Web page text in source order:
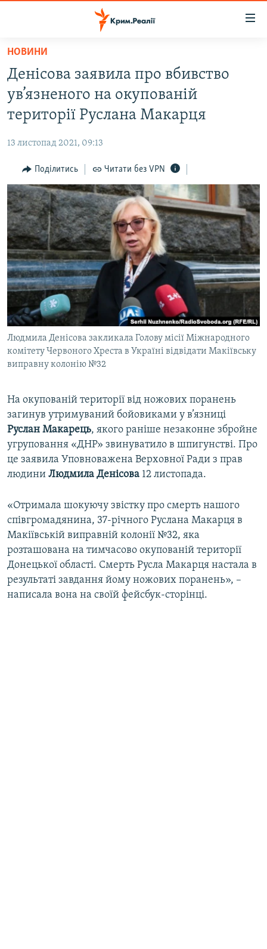
Перейти
основного
матеріалу
Перейти
до
основної
Перейти
до
пошуку
ВОДА.КРИМ
ВІДЕО ТА ФОТО
БЛОГИ
ПОГЛЯД
ІНТЕРВ'Ю
ВСЕ ЗА ДЕНЬ
СПЕЦПРОЕКТИ
ДЕПОРТАЦІЯ
ВІДЕОУРОКИ «ELIFBE»
СВІДЧЕННЯ ОКУПАЦІЇ
УКРАЇНСЬКА ПРОБЛЕМА КРИМУ
ІНФОГРАФІКА
ЯК ОБІЙТИ БЛОКУВАННЯ
Русский
Qırımtatar
ДОЛУЧАЙСЯ!
Усі сайти RFE/RL
НОВИНИ
Денісова заявила про вбивство
ув’язненого на окупованій
території Руслана Макарця
13 листопад 2021, 09:13
Поділитись Читати без VPN
Людмила Денісова закликала Голову місії Міжнародного
комітету Червоного Хреста в Україні відвідати Макіївську
виправну колонію №32
На окупованій території від ножових поранень
загинув утримуваний бойовиками у в’язниці
Руслан Макарець, якого раніше незаконне збройне
угруповання «ДНР» звинуватило в шпигунстві. Про
це заявила Уповноважена Верховної Ради з прав
людини Людмила Денісова 12 листопада.
«Отримала шокуючу звістку про смерть нашого
співгромадянина, 37-річного Руслана Макарця в
Макіївській виправній колонії №32, яка
розташована на тимчасово окупованій території
Донецької області. Смерть Русла Макарця настала в
результаті завдання йому ножових поранень», –
написала вона на своїй фейсбук-сторінці.